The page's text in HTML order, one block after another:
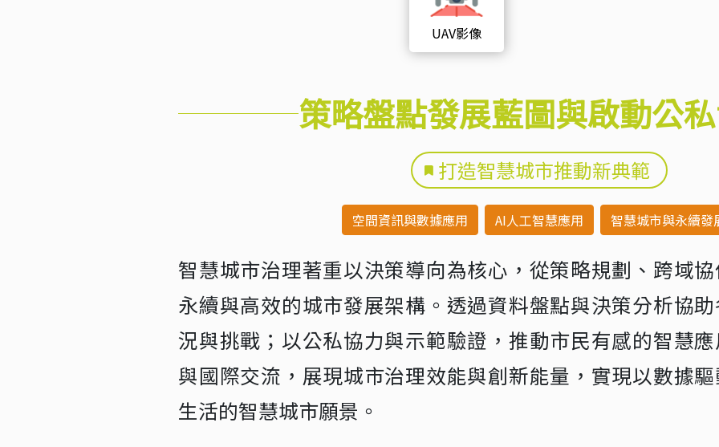
UAV影像
策略盤點發展藍圖與啟動公
打造智慧城市推動新典範
空間資訊與數據應用 AI人工智慧應用 智慧城市與永續發
智慧城市治理著重以決策導向為核心，從策略規劃、跨域
永續與高效的城市發展架構。透過資料盤點與決策分析協
況與挑戰；以公私協力與示範驗證，推動市民有感的智慧
與國際交流，展現城市治理效能與創新能量，實現以數據
生活的智慧城市願景。